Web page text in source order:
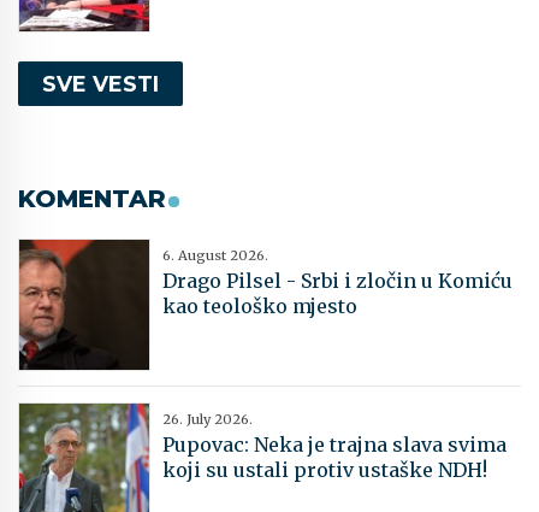
SVE VESTI
KOMENTAR
6. August 2026.
Drago Pilsel - Srbi i zločin u Komiću
kao teološko mjesto
26. July 2026.
Pupovac: Neka je trajna slava svima
koji su ustali protiv ustaške NDH!